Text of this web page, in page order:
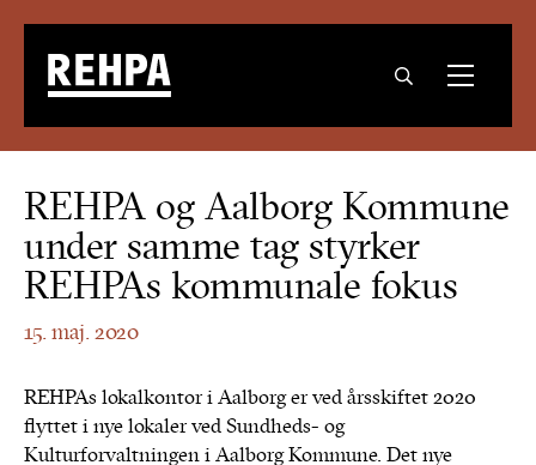
REHPA og Aalborg Kommune
under samme tag styrker
REHPAs kommunale fokus
15. maj. 2020
REHPAs lokalkontor i Aalborg er ved årsskiftet 2020
flyttet i nye lokaler ved Sundheds- og
Kulturforvaltningen i Aalborg Kommune. Det nye